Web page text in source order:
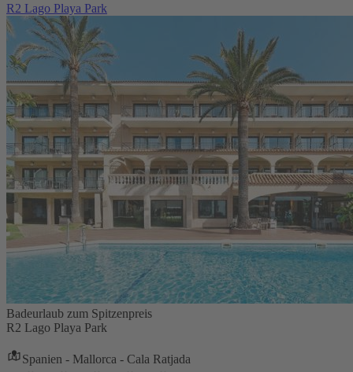
R2 Lago Playa Park
Badeurlaub zum Spitzenpreis
R2 Lago Playa Park
Spanien - Mallorca - Cala Ratjada